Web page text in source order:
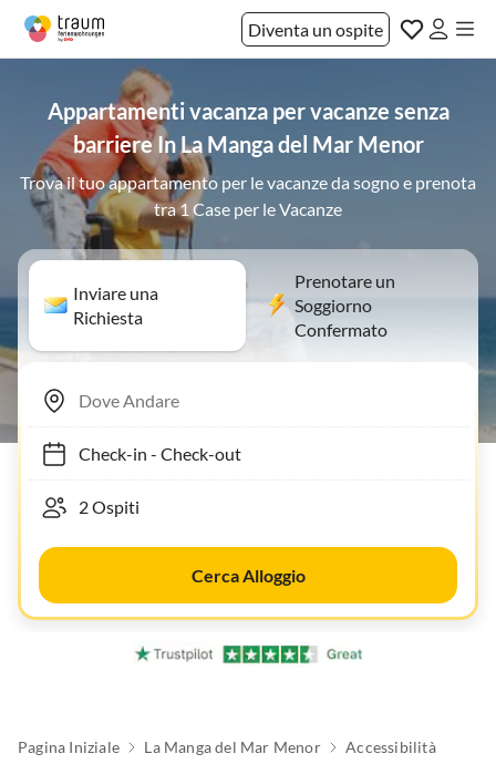
Diventa un ospite
Appartamenti vacanza per vacanze senza
barriere In La Manga del Mar Menor
Trova il tuo appartamento per le vacanze da sogno e prenota
tra 1 Case per le Vacanze
Inviare una
Richiesta
Prenotare un
Soggiorno
Confermato
Check-in- Check-out
Cerca Alloggio
Pagina Iniziale La Manga del Mar Menor Accessibilità